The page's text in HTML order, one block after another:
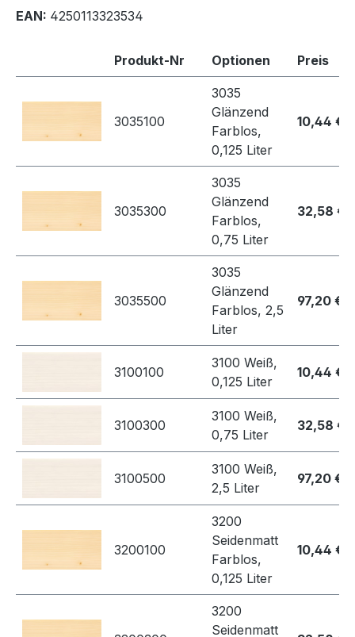
EAN: 4250113323534
Produkt-Nr Optionen Preis
3035100
3035
Glänzend
Farblos,
0,125 Liter
10,44 €
3035300
3035
Glänzend
Farblos,
0,75 Liter
32,58 €
3035500
3035
Glänzend
Farblos, 2,5
Liter
97,20 €
3100100
3100 Weiß,
0,125 Liter
10,44 €
3100300
3100 Weiß,
0,75 Liter
32,58 €
3100500
3100 Weiß,
2,5 Liter
97,20 €
3200100
3200
Seidenmatt
Farblos,
0,125 Liter
10,44 €
3200
Seidenmatt